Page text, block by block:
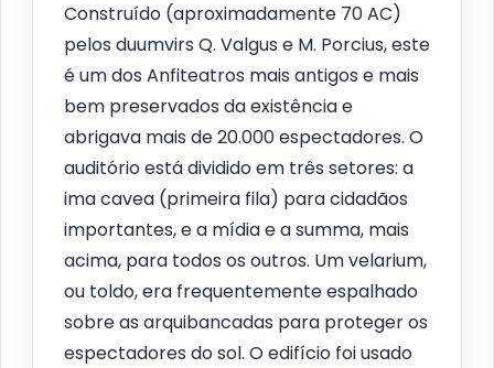
Construído (aproximadamente 70 AC)
pelos duumvirs Q. Valgus e M. Porcius, este
é um dos Anfiteatros mais antigos e mais
bem preservados da existência e
abrigava mais de 20.000 espectadores. O
auditório está dividido em três setores: a
ima cavea (primeira fila) para cidadãos
importantes, e a mídia e a summa, mais
acima, para todos os outros. Um velarium,
ou toldo, era frequentemente espalhado
sobre as arquibancadas para proteger os
espectadores do sol. O edifício foi usado